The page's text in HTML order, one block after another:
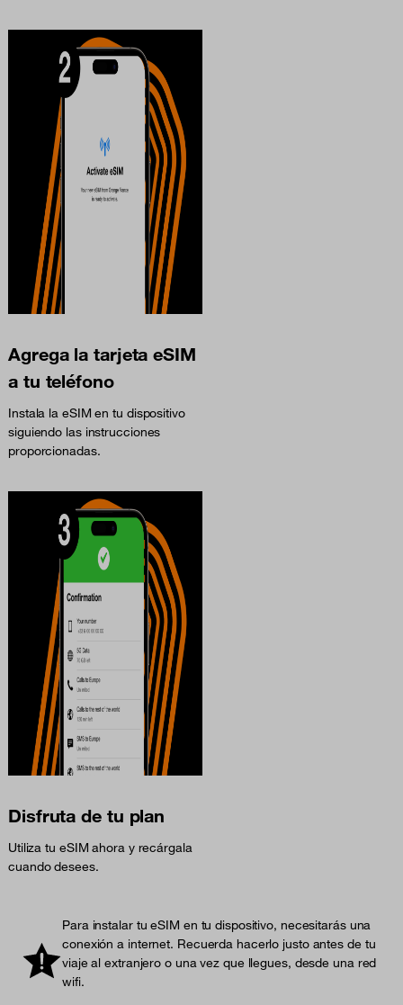
Agrega la tarjeta eSIM
a tu teléfono
Instala la eSIM en tu dispositivo
siguiendo las instrucciones
proporcionadas.
Disfruta de tu plan
Utiliza tu eSIM ahora y recárgala
cuando desees.
Para instalar tu eSIM en tu dispositivo, necesitarás una
conexión a internet. Recuerda hacerlo justo antes de tu
viaje al extranjero o una vez que llegues, desde una red
wifi.